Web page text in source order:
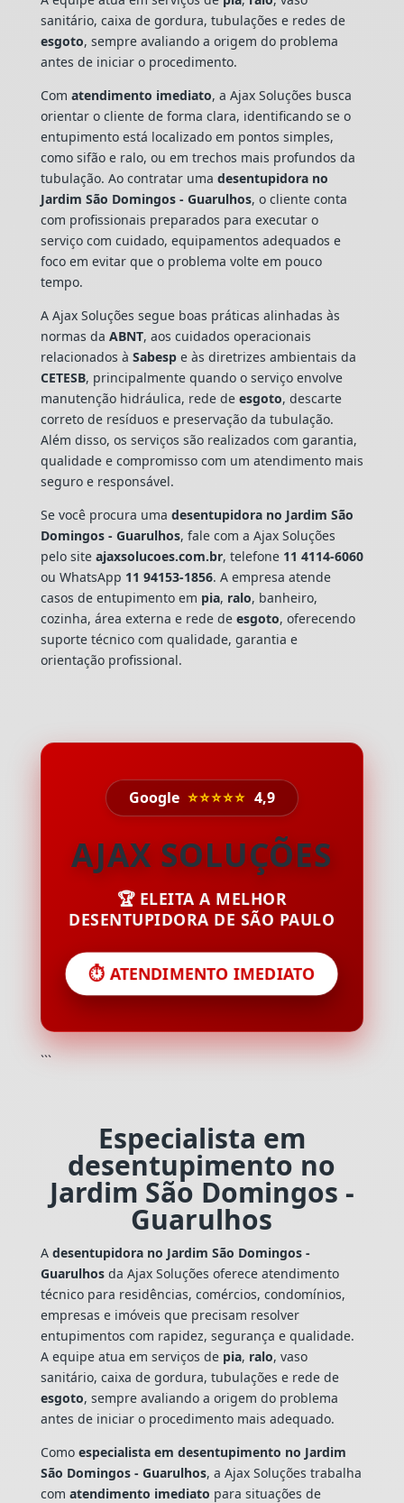
sanitário, caixa de gordura, tubulações e redes de
esgoto, sempre avaliando a origem do problema
antes de iniciar o procedimento.
Com atendimento imediato, a Ajax Soluções busca
orientar o cliente de forma clara, identificando se o
entupimento está localizado em pontos simples,
como sifão e ralo, ou em trechos mais profundos da
tubulação. Ao contratar uma desentupidora no
Jardim São Domingos - Guarulhos, o cliente conta
com profissionais preparados para executar o
serviço com cuidado, equipamentos adequados e
foco em evitar que o problema volte em pouco
tempo.
A Ajax Soluções segue boas práticas alinhadas às
normas da ABNT, aos cuidados operacionais
relacionados à Sabespe às diretrizes ambientais da
CETESB, principalmente quando o serviço envolve
manutenção hidráulica, rede de esgoto, descarte
correto de resíduos e preservação da tubulação.
Além disso, os serviços são realizados com garantia,
qualidade e compromisso com um atendimento mais
seguro e responsável.
Se você procura uma desentupidora no Jardim São
Domingos - Guarulhos, fale com a Ajax Soluções
pelo site ajaxsolucoes.com.br, telefone 11 4114-6060
ou WhatsApp 11 94153-1856. A empresa atende
casos de entupimento em pia, ralo, banheiro,
cozinha, área externa e rede de esgoto, oferecendo
suporte técnico com qualidade, garantia e
orientação profissional.
Google ⭐⭐⭐⭐⭐ 4,9
AJAX SOLUÇÕES
🏆 ELEITA A MELHOR
DESENTUPIDORA DE SÃO PAULO
⏱️ ATENDIMENTO IMEDIATO
```
Especialista em
desentupimento no
Jardim São Domingos -
Guarulhos
A desentupidora no Jardim São Domingos -
Guarulhosda Ajax Soluções oferece atendimento
técnico para residências, comércios, condomínios,
empresas e imóveis que precisam resolver
entupimentos com rapidez, segurança e qualidade.
A equipe atua em serviços de pia, ralo, vaso
sanitário, caixa de gordura, tubulações e rede de
esgoto, sempre avaliando a origem do problema
antes de iniciar o procedimento mais adequado.
Como especialista em desentupimento no Jardim
São Domingos - Guarulhos, a Ajax Soluções trabalha
com atendimento imediato para situações de